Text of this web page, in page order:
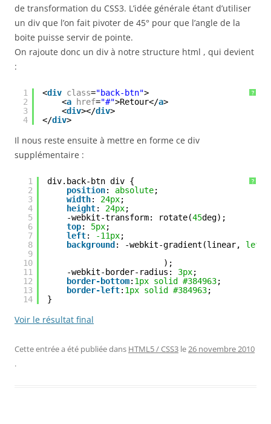
de transformation du CSS3. L’idée générale étant d’utiliser
un div que l’on fait pivoter de 45° pour que l’angle de la
boite puisse servir de pointe.
On rajoute donc un div à notre structure html , qui devient
:
?
1
2
3
4
<div class="back-btn">
<a href="#">Retour</a>
<div></div>
</div>
Il nous reste ensuite à mettre en forme ce div
supplémentaire :
?
1
2
3
4
5
6
7
8
9
10
11
12
13
14
div.back-btn div {
position: absolute;
width: 24px;
height: 24px;
-webkit-transform: rotate(45deg);
top: 5px;
left: -11px;
background : -webkit-gradient(linear, left
);
-webkit-border-radius: 3px;
border-bottom: 1px solid #384963;
border-left: 1px solid #384963;
}
Voir le résultat final
Cette entrée a été publiée dans HTML5 / CSS3 le26 novembre 2010
.